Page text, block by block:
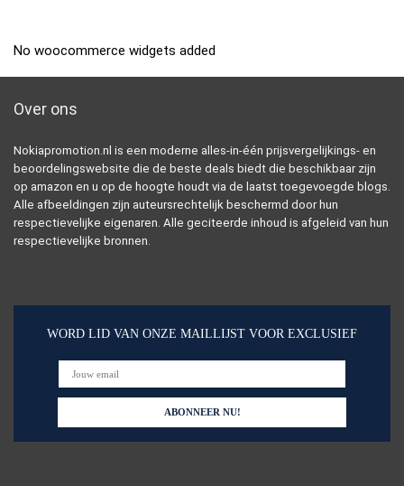
No woocommerce widgets added
Over ons
Nokiapromotion.nl is een moderne alles-in-één prijsvergelijkings- en
beoordelingswebsite die de beste deals biedt die beschikbaar zijn
op amazon en u op de hoogte houdt via de laatst toegevoegde blogs.
Alle afbeeldingen zijn auteursrechtelijk beschermd door hun
respectievelijke eigenaren. Alle geciteerde inhoud is afgeleid van hun
respectievelijke bronnen.
WORD LID VAN ONZE MAILLIJST VOOR EXCLUSIEF